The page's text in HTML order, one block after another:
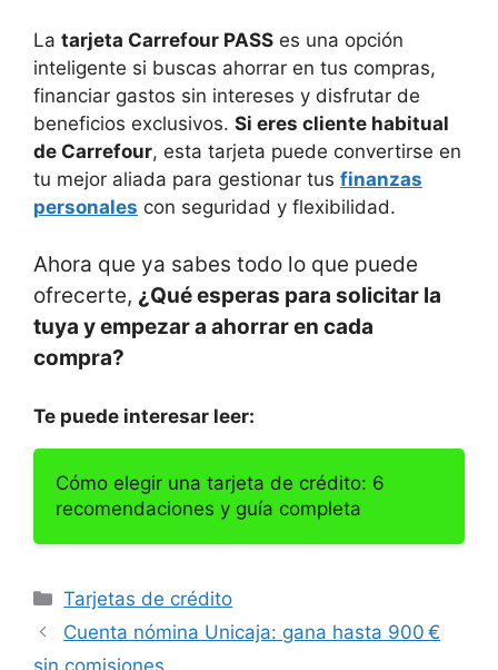
La tarjeta Carrefour PASS es una opción
inteligente si buscas ahorrar en tus compras,
financiar gastos sin intereses y disfrutar de
beneficios exclusivos. Si eres cliente habitual
de Carrefour, esta tarjeta puede convertirse en
tu mejor aliada para gestionar tus finanzas
personales con seguridad y flexibilidad.
Ahora que ya sabes todo lo que puede
ofrecerte, ¿Qué esperas para solicitar la
tuya y empezar a ahorrar en cada
compra?
Te puede interesar leer:
Cómo elegir una tarjeta de crédito: 6
recomendaciones y guía completa
Categorías
Tarjetas de crédito
Cuenta nómina Unicaja: gana hasta 900 €
sin comisiones